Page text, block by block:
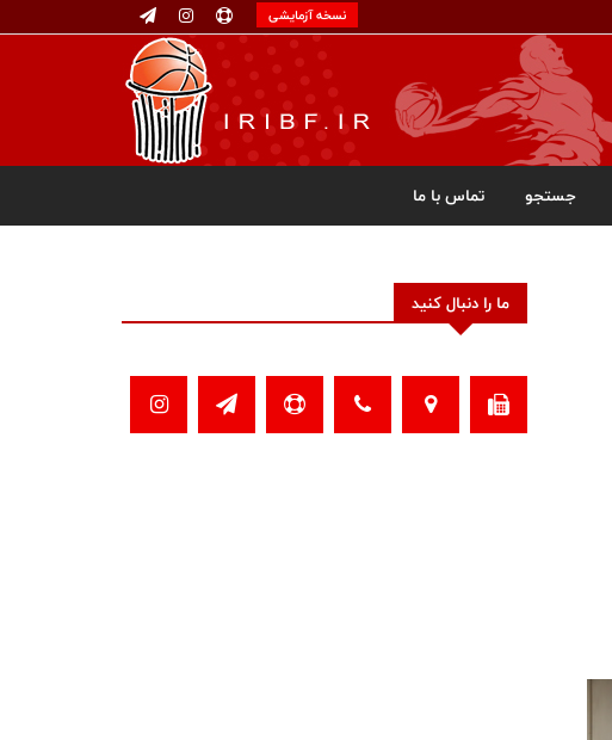
نسخه آزمایشی
جستجو تماس با ما
ما را دنبال کنید